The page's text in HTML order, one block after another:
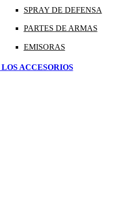
SPRAY DE DEFENSA
PARTES DE ARMAS
EMISORAS
ACCESORIOS